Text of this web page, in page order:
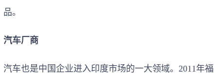
品。
汽车厂商
汽车也是中国企业进入印度市场的一大领域。2011年福